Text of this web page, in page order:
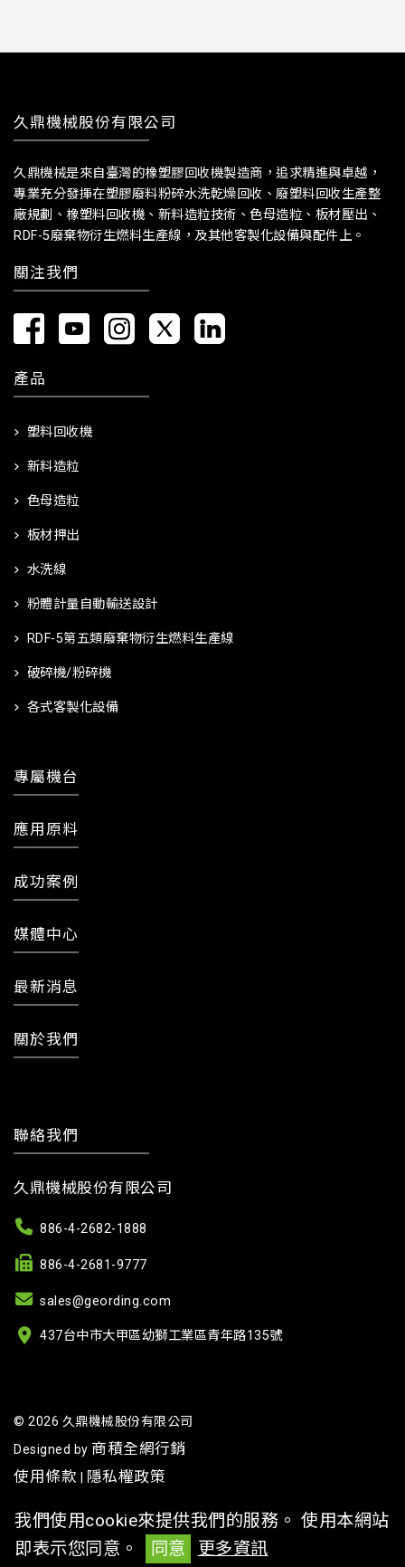
久鼎機械股份有限公司
久鼎機械是來自臺灣的橡塑膠回收機製造商，追求精進與卓越，
專業充分發揮在塑膠廢料粉碎水洗乾燥回收、廢塑料回收生產整
廠規劃、橡塑料回收機、新料造粒技術、色母造粒、板材壓出、
RDF-5廢棄物衍生燃料生產線，及其他客製化設備與配件上。
關注我們
產品
塑料回收機
新料造粒
色母造粒
板材押出
水洗線
粉體計量自動輸送設計
RDF-5第五類廢棄物衍生燃料生產線
破碎機/粉碎機
各式客製化設備
專屬機台
應用原料
成功案例
媒體中心
最新消息
關於我們
聯絡我們
久鼎機械股份有限公司
886-4-2682-1888
886-4-2681-9777
sales@geording.com
437台中市大甲區幼獅工業區青年路135號
© 2026 久鼎機械股份有限公司
Designed by 商積全網行銷
使用條款
隱私權政策
我們使用cookie來提供我們的服務。 使用本網站
即表示您同意。
同意 更多資訊